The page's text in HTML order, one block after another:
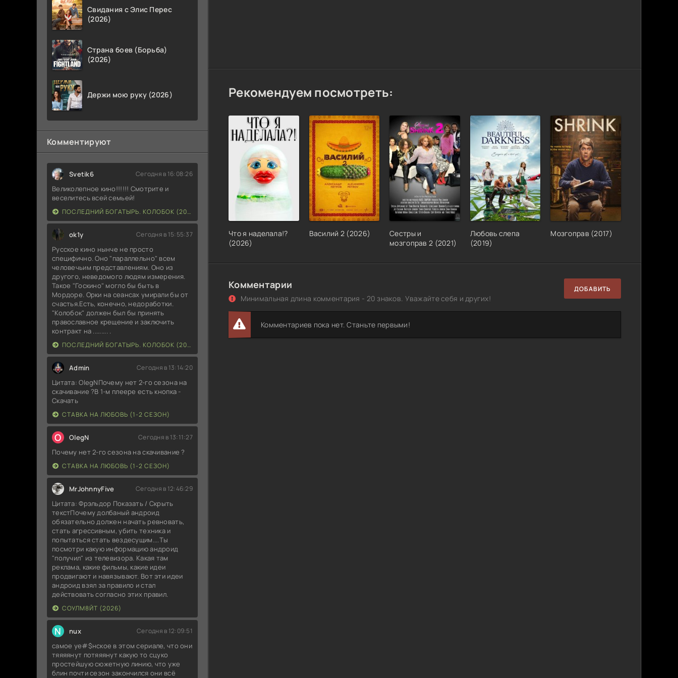
Свидания с Элис Перес
(2026)
Страна боев (Борьба)
(2026)
Держи мою руку (2026)
Комментируют
Svetik6 Сегодня в 16:08:26
Великолепное кино!!!!!! Смотрите и
веселитесь всей семьей!
ПОСЛЕДНИЙ БОГАТЫРЬ. КОЛОБОК (2026)
ok1y Сегодня в 15:55:37
Русское кино нынче не просто
специфично. Оно "параллельно" всем
человечьим представлениям. Оно из
другого, неведомого людям измерения.
Такое "Госкино" могло бы быть в
Мордоре. Орки на сеансах умирали бы от
счастья.Есть, конечно, недоработки.
"Колобок" должен был бы принять
православное крещение и заключить
контракт на ......... .
ПОСЛЕДНИЙ БОГАТЫРЬ. КОЛОБОК (2026)
Admin Сегодня в 13:14:20
Цитата: OlegNПочему нет 2-го сезона на
скачивание ?В 1-м плеере есть кнопка -
Скачать
СТАВКА НА ЛЮБОВЬ (1-2 СЕЗОН)
O OlegN Сегодня в 13:11:27
Почему нет 2-го сезона на скачивание ?
СТАВКА НА ЛЮБОВЬ (1-2 СЕЗОН)
MrJohnnyFive Сегодня в 12:46:29
Цитата: Фрэльдор Показать / Скрыть
текстПочему долбаный андроид
обязательно должен начать ревновать,
стать агрессивным, убить техника и
попытаться стать вездесущим....Ты
посмотри какую информацию андроид
"получил" из телевизора. Какая там
реклама, какие фильмы, какие идеи
продвигают и навязывают. Вот эти идеи
андроид взял за правило и стал
действовать согласно этих правил.
СОУЛМ8ЙТ (2026)
N nux Сегодня в 12:09:51
самое уе#$нское в этом сериале, что они
тяяяянут потяяянут какую то сцуко
простейшую сюжетную линию, что уже
блин почти сезон закончился они всё
Рекомендуем посмотреть:
Что я наделала!?
(2026)
Василий 2 (2026)
Сестры и
мозгоправ 2 (2021)
Любовь слепа
(2019)
Мозгоправ (2017)
Комментарии
Минимальная длина комментария - 20 знаков. Уважайте себя и других!
ДОБАВИТЬ
Комментариев пока нет. Станьте первыми!